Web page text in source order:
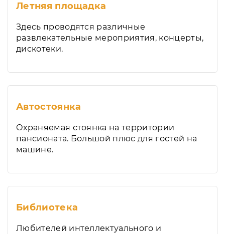
Летняя площадка
Здесь проводятся различные
развлекательные мероприятия, концерты,
дискотеки.
Автостоянка
Охраняемая стоянка на территории
пансионата. Большой плюс для гостей на
машине.
Библиотека
Любителей интеллектуального и